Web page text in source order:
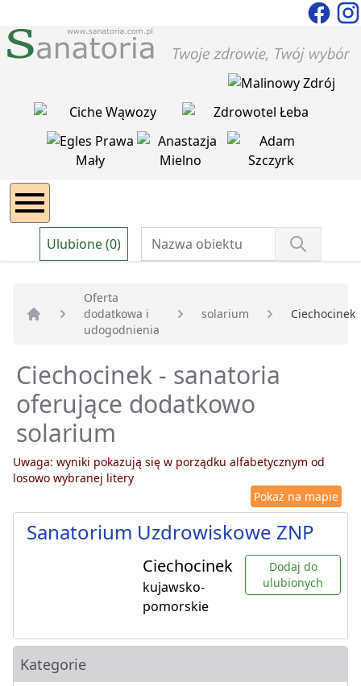
Ulubione (0)
Strona główna
Oferta
dodatkowa i
udogodnienia
solarium Ciechocinek
Ciechocinek - sanatoria
oferujące dodatkowo
solarium
Uwaga: wyniki pokazują się w porządku alfabetycznym od
losowo wybranej litery
Pokaż na mapie
Sanatorium Uzdrowiskowe ZNP
Ciechocinek
kujawsko-
pomorskie
Dodaj do
ulubionych
Kategorie